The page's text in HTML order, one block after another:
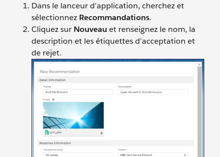
Dans le lanceur d’application, cherchez et
sélectionnez Recommandations.
Cliquez sur Nouveau et renseignez le nom, la
description et les étiquettes d’acceptation et
de rejet.